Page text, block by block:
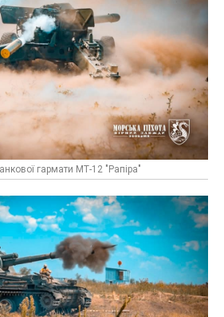
гармати МТ-12 "Рапіра"